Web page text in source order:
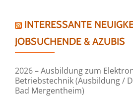
INTERESSANTE
JOBSUCHENDE & AZUBIS
2026 – Ausbildung zum
Betriebstechnik (Ausbildung /
Bad Mergentheim)